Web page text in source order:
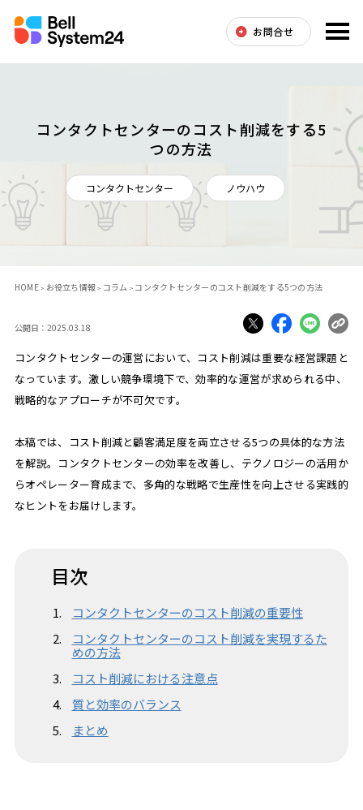
お問合せ
コンタクトセンターのコスト削減をする5
つの方法
コンタクトセンター ノウハウ
HOME お役立ち情報 コラム コンタクトセンターのコスト削減をする5つの方法
公開日：2025.03.18
コンタクトセンターの運営において、コスト削減は重要な経営課題と
なっています。激しい競争環境下で、効率的な運営が求められる中、
戦略的なアプローチが不可欠です。
本稿では、コスト削減と顧客満足度を両立させる5つの具体的な方法
を解説。コンタクトセンターの効率を改善し、テクノロジーの活用か
らオペレーター育成まで、多角的な戦略で生産性を向上させる実践的
なヒントをお届けします。
目次
コンタクトセンターのコスト削減の重要性
コンタクトセンターのコスト削減を実現するた
めの方法
コスト削減における注意点
質と効率のバランス
まとめ